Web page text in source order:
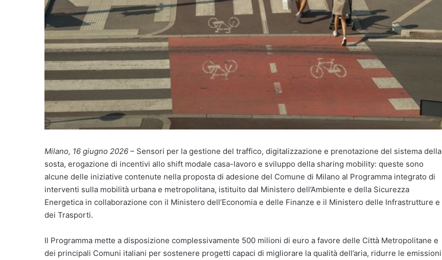
Milano, 16 giugno 2026 – Sensori per la gestione del traffico, digitalizzazione e prenotazione del sistema della
sosta, erogazione di incentivi allo shift modale casa-lavoro e sviluppo della sharing mobility: queste sono
alcune delle iniziative contenute nella proposta di adesione del Comune di Milano al Programma integrato di
interventi sulla mobilità urbana e metropolitana, istituito dal Ministero dell’Ambiente e della Sicurezza
Energetica in collaborazione con il Ministero dell’Economia e delle Finanze e il Ministero delle Infrastrutture e
dei Trasporti.
Il Programma mette a disposizione complessivamente 500 milioni di euro a favore delle Città Metropolitane e
dei principali Comuni italiani per sostenere progetti capaci di migliorare la qualità dell’aria, ridurre le emissioni